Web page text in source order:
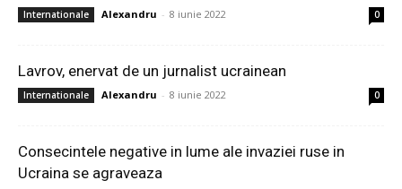
Internationale Alexandru - 8 iunie 2022 0
Lavrov, enervat de un jurnalist ucrainean
Internationale Alexandru - 8 iunie 2022 0
Consecintele negative in lume ale invaziei ruse in
Ucraina se agraveaza